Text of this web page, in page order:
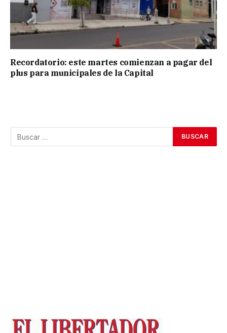
Recordatorio: este martes comienzan a pagar del
plus para municipales de la Capital